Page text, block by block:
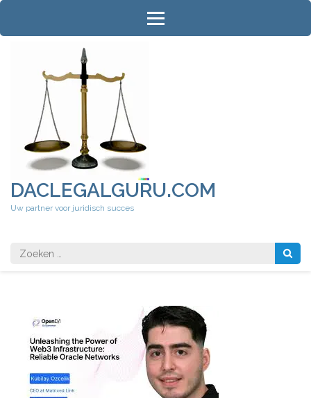
Ga
inhoud
DACLEGALGURU.COM
Uw partner voor juridisch succes
Zoeken
naar: